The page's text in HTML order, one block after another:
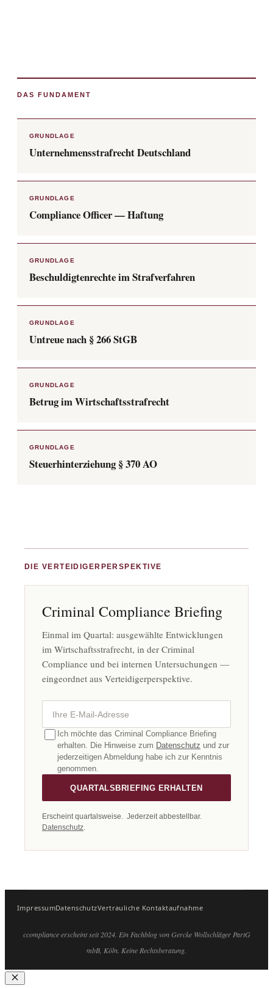
DAS FUNDAMENT
GRUNDLAGE
Unternehmensstrafrecht Deutschland
GRUNDLAGE
Compliance Officer — Haftung
GRUNDLAGE
Beschuldigtenrechte im Strafverfahren
GRUNDLAGE
Untreue nach § 266 StGB
GRUNDLAGE
Betrug im Wirtschaftsstrafrecht
GRUNDLAGE
Steuerhinterziehung § 370 AO
DIE VERTEIDIGERPERSPEKTIVE
Criminal Compliance Briefing
Einmal im Quartal: ausgewählte Entwicklungen
im Wirtschaftsstrafrecht, in der Criminal
Compliance und bei internen Untersuchungen —
eingeordnet aus Verteidigerperspektive.
Ich möchte das Criminal Compliance Briefing
erhalten. Die Hinweise zum Datenschutz und zur
jederzeitigen Abmeldung habe ich zur Kenntnis
genommen.
QUARTALSBRIEFING ERHALTEN
Erscheint quartalsweise. Jederzeit abbestellbar.
Datenschutz.
ImpressumDatenschutzVertrauliche Kontaktaufnahme
ccompliance erscheint seit 2024. Ein Fachblog von Gercke Wollschläger PartG
mbB, Köln. Keine Rechtsberatung.